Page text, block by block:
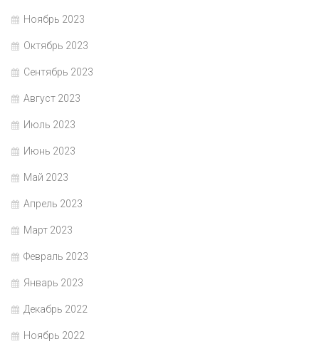
Ноябрь 2023
Октябрь 2023
Сентябрь 2023
Август 2023
Июль 2023
Июнь 2023
Май 2023
Апрель 2023
Март 2023
Февраль 2023
Январь 2023
Декабрь 2022
Ноябрь 2022